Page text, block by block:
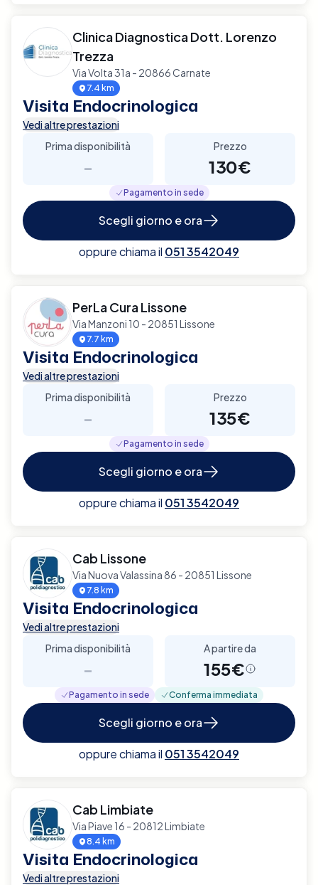
Clinica Diagnostica Dott. Lorenzo
Trezza
Via Volta 31a - 20866 Carnate
7.4 km
Visita Endocrinologica
Vedi altre prestazioni
Prima disponibilità
-
Prezzo
130€
Pagamento in sede
Scegli giorno e ora
oppure chiama il 051 3542049
PerLa Cura Lissone
Via Manzoni 10 - 20851 Lissone
7.7 km
Visita Endocrinologica
Vedi altre prestazioni
Prima disponibilità
-
Prezzo
135€
Pagamento in sede
Scegli giorno e ora
oppure chiama il 051 3542049
Cab Lissone
Via Nuova Valassina 86 - 20851 Lissone
7.8 km
Visita Endocrinologica
Vedi altre prestazioni
Prima disponibilità
-
A partire da
155€
Pagamento in sede Conferma immediata
Scegli giorno e ora
oppure chiama il 051 3542049
Cab Limbiate
Via Piave 16 - 20812 Limbiate
8.4 km
Visita Endocrinologica
Vedi altre prestazioni